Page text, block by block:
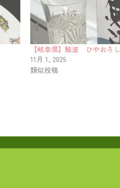
【岐阜県】鯨波 ひやおろし
11月 1, 2025
類似投稿